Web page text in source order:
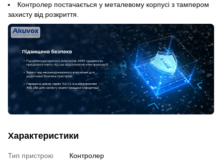
Контролер постачається у металевому корпусі з тампером
захисту від розкриття.
Характеристики
Тип пристрою
Контролер